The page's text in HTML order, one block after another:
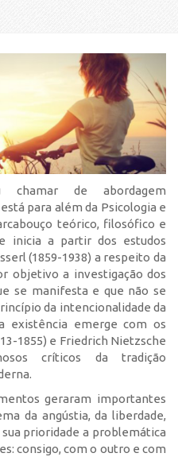
de abordagem
está para além da Psicologia e
teórico, filosófico e
inicia a partir dos estudos
(1859-1938) a respeito da
objetivo a investigação dos
se manifesta e que não se
da intencionalidade da
existência emerge com os
1855) e Friedrich Nietzsche
críticos da tradição
geraram importantes
da angústia, da liberdade,
prioridade a problemática
consigo, com o outro e com